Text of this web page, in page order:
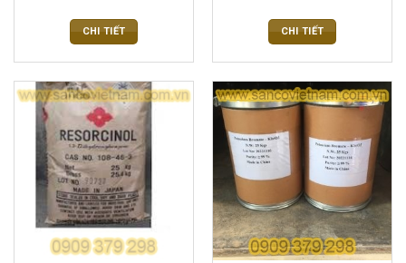
CHI TIẾT CHI TIẾT